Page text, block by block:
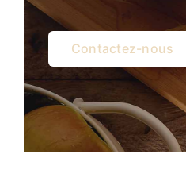
Contactez-nous